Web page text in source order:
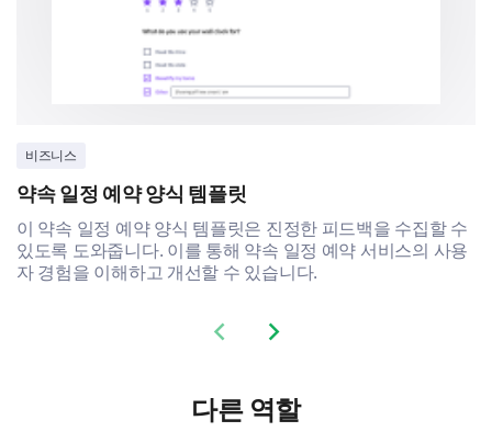
비즈니스
약속 일정 예약 양식 템플릿
이 약속 일정 예약 양식 템플릿은 진정한 피드백을 수집할 수
있도록 도와줍니다. 이를 통해 약속 일정 예약 서비스의 사용
자 경험을 이해하고 개선할 수 있습니다.
Previous slide
Next slide
다른 역할